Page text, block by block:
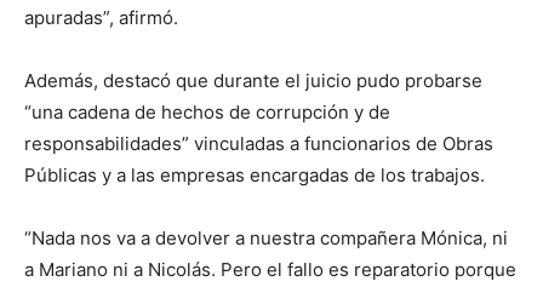
apuradas”, afirmó.
Además, destacó que durante el juicio pudo probarse
“una cadena de hechos de corrupción y de
responsabilidades” vinculadas a funcionarios de Obras
Públicas y a las empresas encargadas de los trabajos.
“Nada nos va a devolver a nuestra compañera Mónica, ni
a Mariano ni a Nicolás. Pero el fallo es reparatorio porque